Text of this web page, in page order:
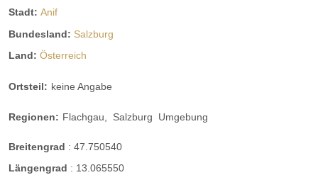
Stadt: Anif
Bundesland: Salzburg
Land: Österreich
Ortsteil: keine Angabe
Regionen: Flachgau, Salzburg Umgebung
Breitengrad : 47.750540
Längengrad : 13.065550